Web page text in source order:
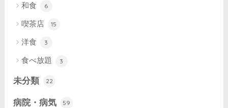
和食 6
喫茶店 15
洋食 3
食べ放題 3
未分類 22
病院・病気 59